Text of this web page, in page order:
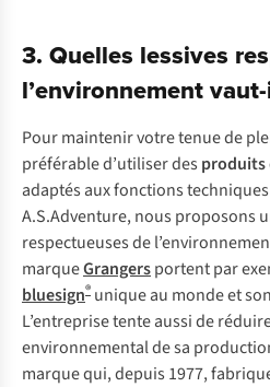
3. Quelles lessives
l’environnement
Pour maintenir votre tenue de
préférable d’utiliser des produits
adaptés aux fonctions
A.S.Adventure, nous proposons
respectueuses de
marqueGrangersportent par
bluesign® unique au monde et
L’entreprise tente aussi de
environnemental de sa
marque qui, depuis 1977,